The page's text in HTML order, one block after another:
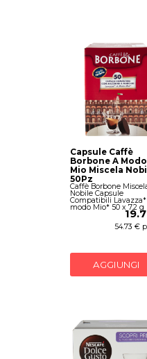
Capsule Caffè
Borbone A Modo
Mio Miscela
50Pz
Caffè Borbone
Nobile Capsule
Compatibili Lavazza*
modo Mio* 50 x 7,2 g
54.73 €
AGGIUNGI